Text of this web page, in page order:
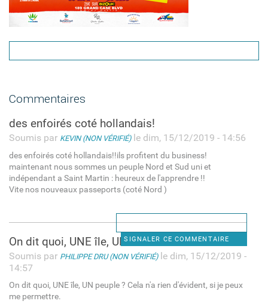
Commentaires
des enfoirés coté hollandais!
Soumis par KEVIN (NON VÉRIFIÉ)le dim, 15/12/2019 - 14:56
des enfoirés coté hollandais!!ils profitent du business!
maintenant nous sommes un peuple Nord et Sud uni et
indépendant a Saint Martin : heureux de l'apprendre !!
Vite nos nouveaux passeports (coté Nord )
SIGNALER CE COMMENTAIRE
On dit quoi, UNE île, UN
Soumis par PHILIPPE DRU (NON VÉRIFIÉ)le dim, 15/12/2019 -
14:57
On dit quoi, UNE île, UN peuple ? Cela n'a rien d'évident, si je peux
me permettre.